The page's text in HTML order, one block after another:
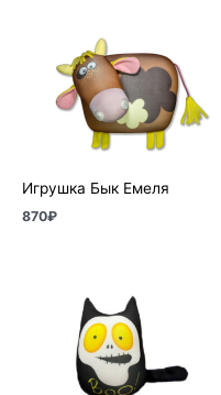
Игрушка Бык Емеля
870₽